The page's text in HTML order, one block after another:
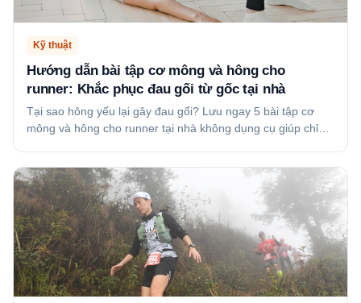
Kỹ thuật
Hướng dẫn bài tập cơ mông và hông cho
runner: Khắc phục đau gối từ gốc tại nhà
Tại sao hông yếu lại gây đau gối? Lưu ngay 5 bài tập cơ
mông và hông cho runner tại nhà không dụng cụ giúp chỉ…